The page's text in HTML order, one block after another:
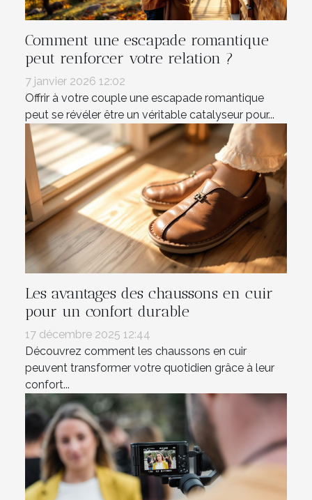
Comment une escapade romantique
peut renforcer votre relation ?
7 janvier 2026 12:02
Offrir à votre couple une escapade romantique
peut se révéler être un véritable catalyseur pour...
Les avantages des chaussons en cuir
pour un confort durable
17 décembre 2025 12:44
Découvrez comment les chaussons en cuir
peuvent transformer votre quotidien grâce à leur
confort...